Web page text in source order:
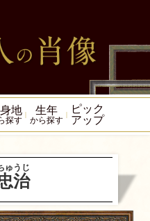
地
探す
生年
から探す
ピック
アップ
治
ゅうじ